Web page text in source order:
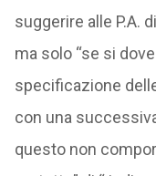
suggerire alle P.A.
ma solo “se si
specificazione
con una
questo non